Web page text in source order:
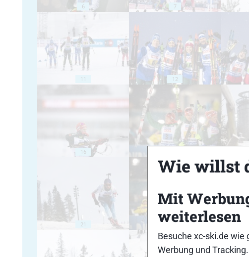
6 7
11 12
16
21 22
Wie willst
Mit
weiterlesen
Besuche xc-ski.de wie
Werbung und